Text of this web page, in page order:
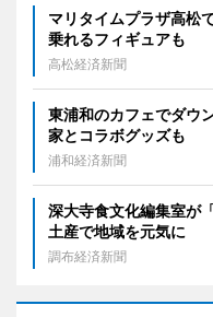
マリタイムプラザ高松
乗れるフィギュアも
高松経済新聞
東浦和のカフェでダウ
家とコラボグッズも
浦和経済新聞
深大寺食文化編集室が
土産で地域を元気に
調布経済新聞